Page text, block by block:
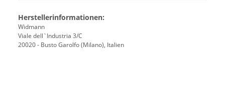
Herstellerinformationen:
Widmann
Viale dell`Industria 3/C
20020 - Busto Garolfo (Milano), Italien